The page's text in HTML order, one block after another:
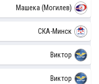
Машека (Могилев)
СКА-Минск
Виктор
Виктор